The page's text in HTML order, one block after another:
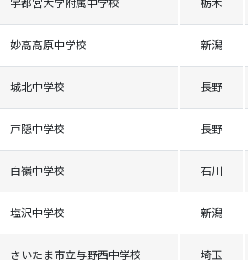
宇都宮大学附属中学校 栃木
妙高高原中学校 新潟
城北中学校 長野
戸隠中学校 長野
白嶺中学校 石川
塩沢中学校 新潟
さいたま市立与野西中学校 埼玉